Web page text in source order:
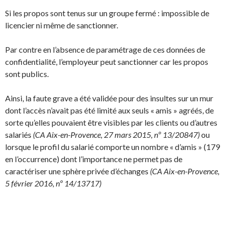
Si les propos sont tenus sur un groupe fermé : impossible de
licencier ni même de sanctionner.
Par contre en l’absence de paramétrage de ces données de
confidentialité, l’employeur peut sanctionner car les propos
sont publics.
Ainsi, la faute grave a été validée pour des insultes sur un mur
dont l’accès n’avait pas été limité aux seuls « amis » agréés, de
sorte qu’elles pouvaient être visibles par les clients ou d’autres
salariés (CA Aix-en-Provence, 27 mars 2015, nº 13/20847)ou
lorsque le profil du salarié comporte un nombre « d’amis » (179
en l’occurrence) dont l’importance ne permet pas de
caractériser une sphère privée d’échanges (CA Aix-en-Provence,
5 février 2016, nº 14/13717)